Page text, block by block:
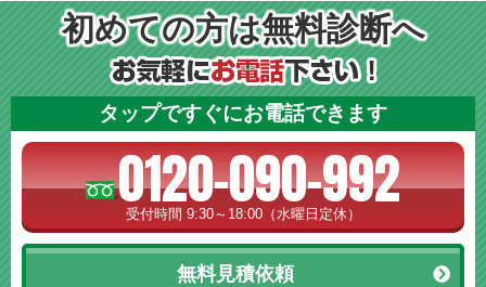
初めての方は無料診断へ
タップですぐにお電話できます
0120-090-992
受付時間 9:30～18:00（水曜日定休）
無料見積依頼